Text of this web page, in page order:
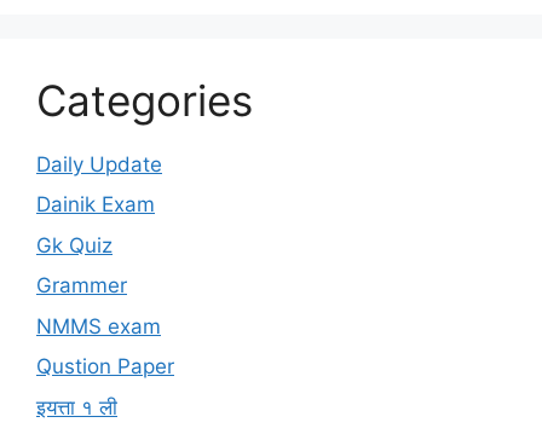
Categories
Daily Update
Dainik Exam
Gk Quiz
Grammer
NMMS exam
Qustion Paper
इयत्ता १ ली